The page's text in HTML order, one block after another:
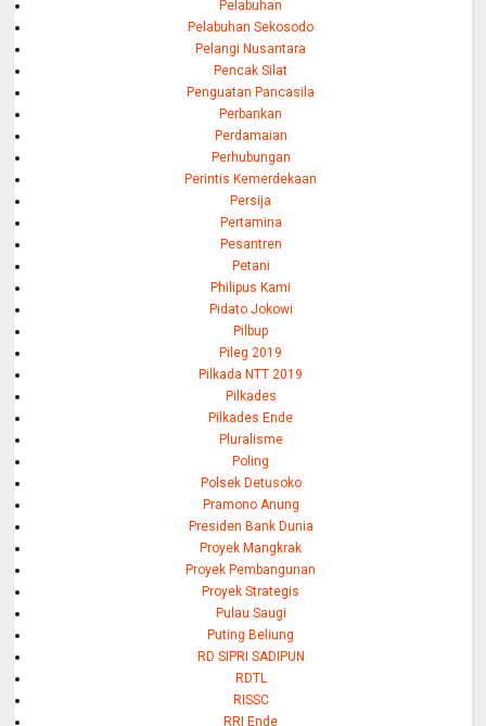
Pelabuhan
Pelabuhan Sekosodo
Pelangi Nusantara
Pencak Silat
Penguatan Pancasila
Perbankan
Perdamaian
Perhubungan
Perintis Kemerdekaan
Persija
Pertamina
Pesantren
Petani
Philipus Kami
Pidato Jokowi
Pilbup
Pileg 2019
Pilkada NTT 2019
Pilkades
Pilkades Ende
Pluralisme
Poling
Polsek Detusoko
Pramono Anung
Presiden Bank Dunia
Proyek Mangkrak
Proyek Pembangunan
Proyek Strategis
Pulau Saugi
Puting Beliung
RD SIPRI SADIPUN
RDTL
RISSC
RRI Ende